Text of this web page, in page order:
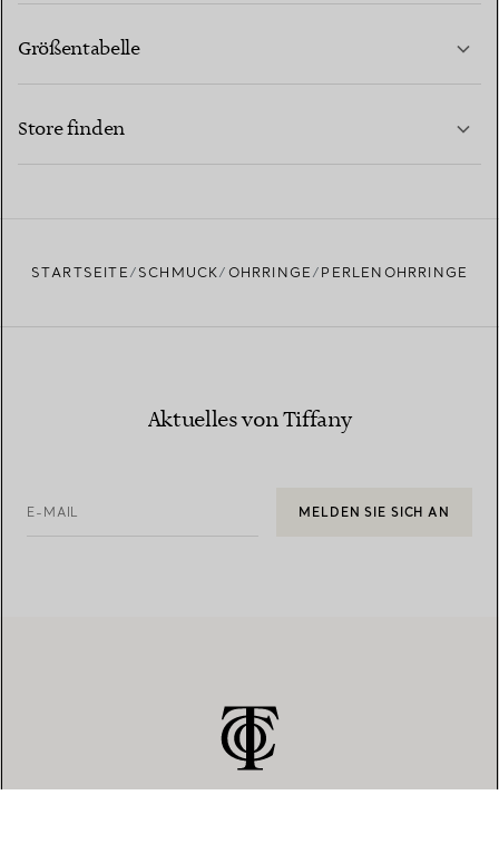
Größentabelle
Store finden
STARTSEITE SCHMUCK OHRRINGE PERLENOHRRINGE
Aktuelles von Tiffany
E-MAIL MELDEN SIE SICH AN